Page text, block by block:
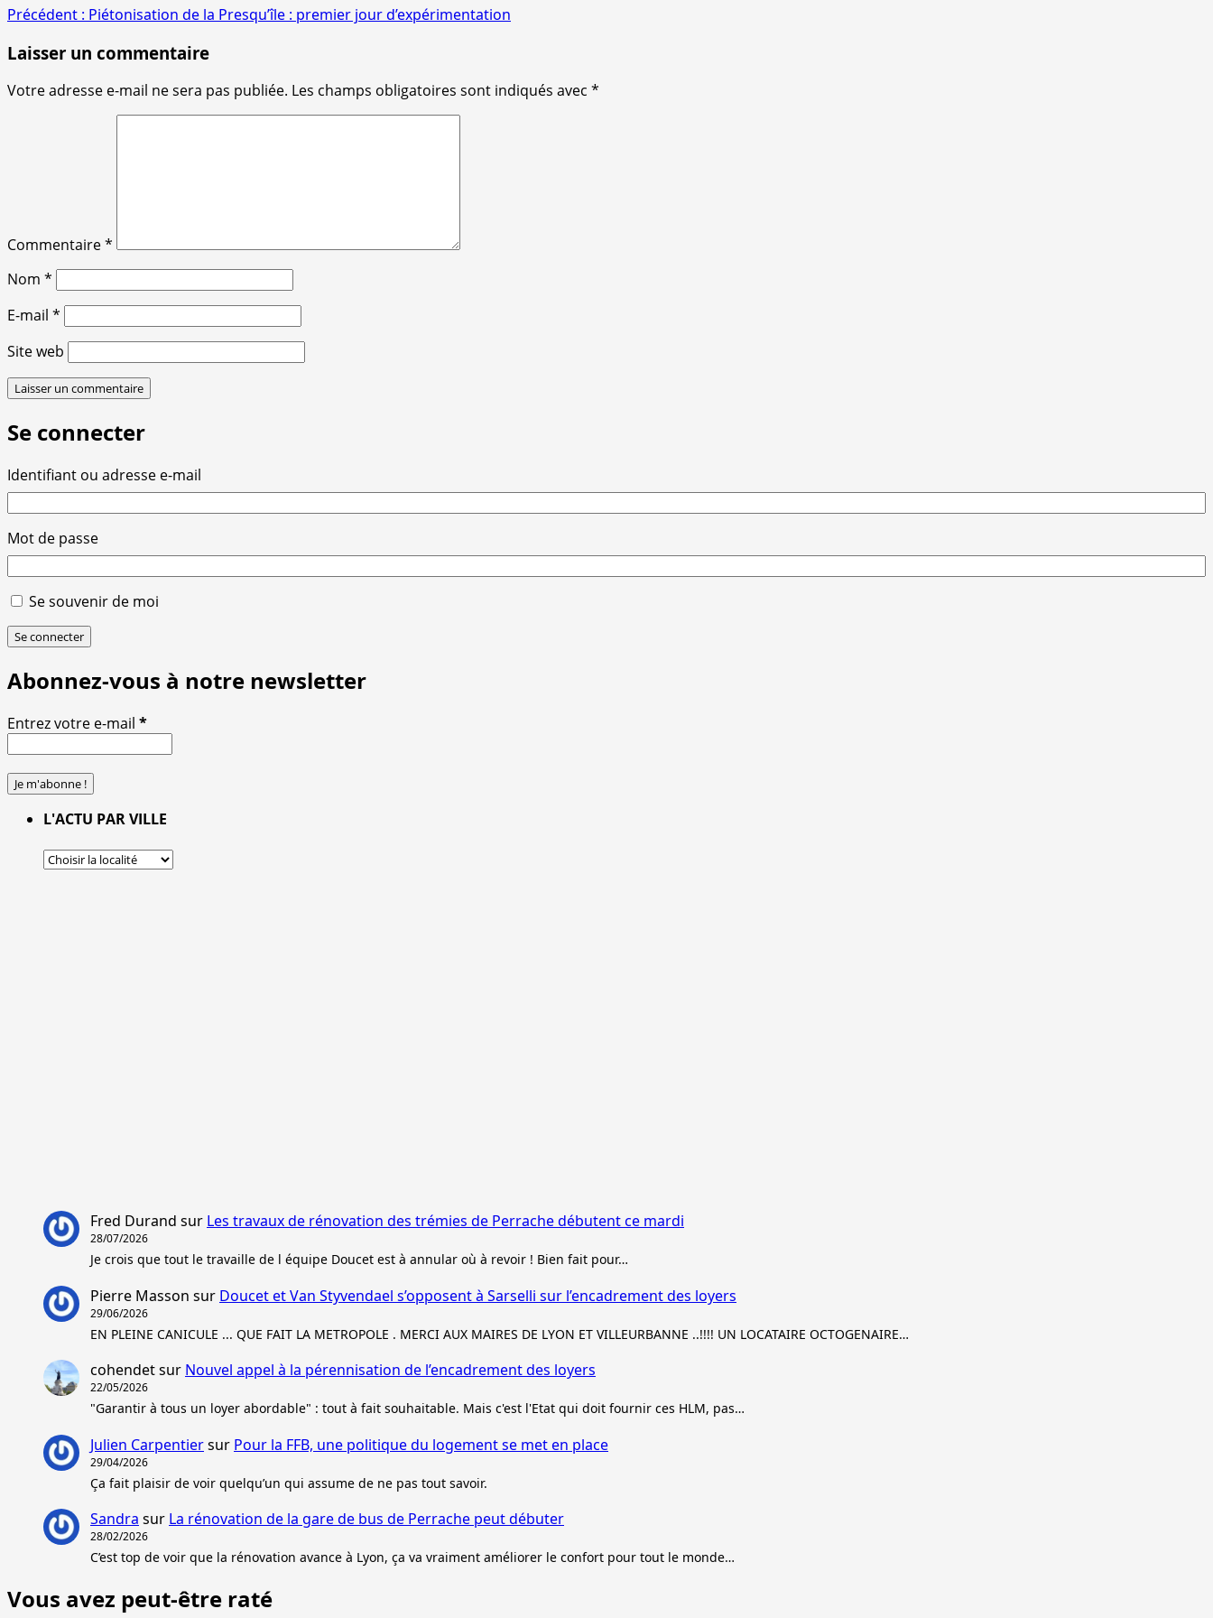
Navigation
d’article
Précédent : Piétonisation de la Presqu’île : premier jour d’expérimentation
Laisser un commentaire
Votre adresse e-mail ne sera pas publiée. Les champs obligatoires sont indiqués avec *
Commentaire*
Nom *
E-mail *
Site web
Se connecter
Identifiant ou adresse e-mail
Mot de passe
Se souvenir de moi
Se connecter
Abonnez-vous à notre newsletter
Entrez votre e-mail *
L'ACTU PAR VILLE
Fred Durand sur Les travaux de rénovation des trémies de Perrache débutent ce mardi
28/07/2026
Je crois que tout le travaille de l équipe Doucet est à annular où à revoir ! Bien fait pour…
Pierre Masson sur Doucet et Van Styvendael s’opposent à Sarselli sur l’encadrement des loyers
29/06/2026
EN PLEINE CANICULE ... QUE FAIT LA METROPOLE . MERCI AUX MAIRES DE LYON ET VILLEURBANNE ..!!!! UN LOCATAIRE OCTOGENAIRE…
cohendetsur Nouvel appel à la pérennisation de l’encadrement des loyers
22/05/2026
"Garantir à tous un loyer abordable" : tout à fait souhaitable. Mais c'est l'Etat qui doit fournir ces HLM, pas…
Julien Carpentiersur Pour la FFB, une politique du logement se met en place
29/04/2026
Ça fait plaisir de voir quelqu’un qui assume de ne pas tout savoir.
Sandra sur La rénovation de la gare de bus de Perrache peut débuter
28/02/2026
C’est top de voir que la rénovation avance à Lyon, ça va vraiment améliorer le confort pour tout le monde…
Vous avez peut-être raté